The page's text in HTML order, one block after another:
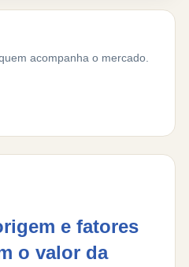
acompanha o mercado.
e fatores
o valor da